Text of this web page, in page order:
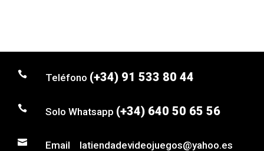
 Teléfono (+34) 91 533 80 44
 Solo Whatsapp (+34) 640 50 65 56
 Email latiendadevideojuegos@yahoo.es